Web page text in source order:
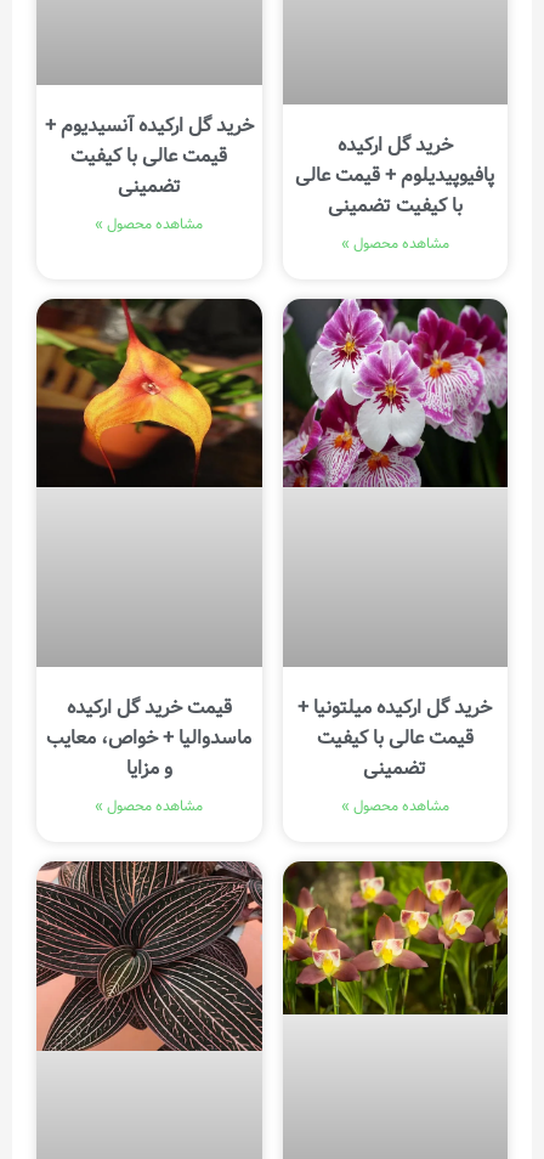
خرید گل ارکیده
پافیوپیدیلوم + قیمت عالی
با کیفیت تضمینی
مشاهده محصول »
خرید گل ارکیده آنسیدیوم +
قیمت عالی با کیفیت
تضمینی
مشاهده محصول »
خرید گل ارکیده میلتونیا +
قیمت عالی با کیفیت
تضمینی
مشاهده محصول »
قیمت خرید گل ارکیده
ماسدوالیا + خواص، معایب
و مزایا
مشاهده محصول »